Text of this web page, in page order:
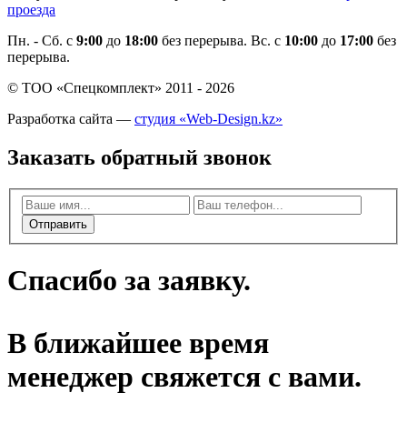
проезда
Пн. - Cб. с 9:00 до 18:00 без перерыва. Вс. с 10:00 до 17:00 без
перерыва.
© ТОО «Спецкомплект» 2011 - 2026
Разработка сайта — студия «Web-Design.kz»
Заказать обратный звонок
Отправить
Спасибо за заявку.
В ближайшее время
менеджер свяжется с вами.